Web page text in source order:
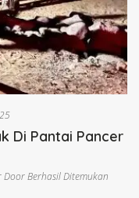
Di Pantai Pancer
Door Berhasil Ditemukan